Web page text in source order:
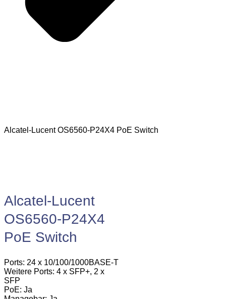
Alcatel-Lucent OS6560-P24X4 PoE Switch
Alcatel-Lucent
OS6560-P24X4
PoE Switch
Ports: 24 x 10/100/1000BASE-T
Weitere Ports: 4 x SFP+, 2 x
SFP
PoE: Ja